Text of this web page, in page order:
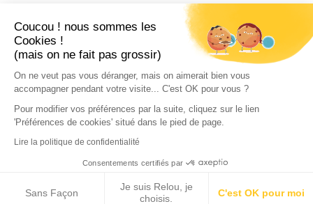
Coucou ! nous sommes les
Cookies !
(mais on ne fait pas grossir)
On ne veut pas vous déranger, mais on aimerait bien vous
accompagner pendant votre visite... C'est OK pour vous ?
Pour modifier vos préférences par la suite, cliquez sur le lien
'Préférences de cookies' situé dans le pied de page.
Lire la politique de confidentialité
Consentements certifiés par
Sans Façon
Je suis Relou, je
choisis.
C'est OK pour moi